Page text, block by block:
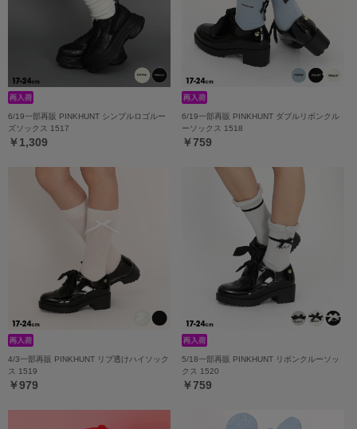
6/19一部再販 PINKHUNT シンプルロゴルー
ズソックス 1517
￥1,309
6/19一部再販 PINKHUNT ダブルリボンクル
ーソックス 1518
￥759
4/3一部再販 PINKHUNT リブ透けハイソック
ス 1519
￥979
5/18一部再販 PINKHUNT リボンクルーソッ
クス 1520
￥759